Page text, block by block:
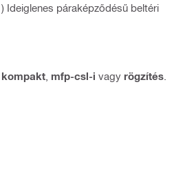
Ideiglenes páraképződésű beltéri
kompakt mfp-csl-i vagy rögzítés